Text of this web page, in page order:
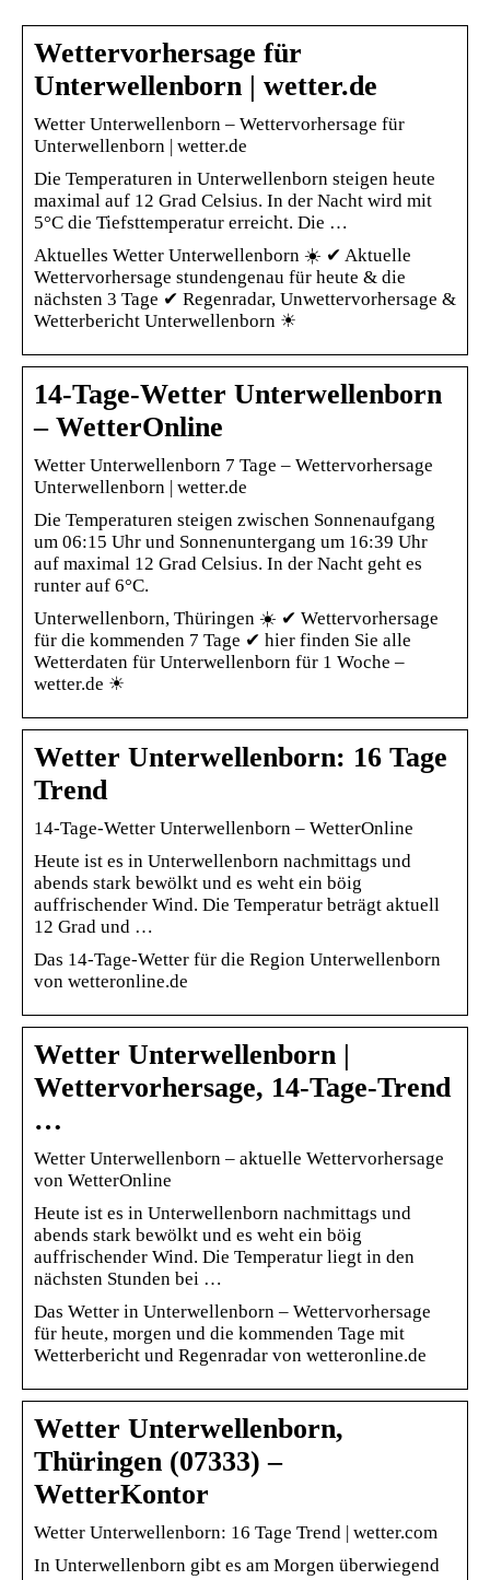
Wettervorhersage für
Unterwellenborn | wetter.de
Wetter Unterwellenborn – Wettervorhersage für
Unterwellenborn | wetter.de
Die Temperaturen in Unterwellenborn steigen heute
maximal auf 12 Grad Celsius. In der Nacht wird mit
5°C die Tiefsttemperatur erreicht. Die …
Aktuelles Wetter Unterwellenborn ☀️ ✔ Aktuelle
Wettervorhersage stundengenau für heute & die
nächsten 3 Tage ✔ Regenradar, Unwettervorhersage &
Wetterbericht Unterwellenborn ☀
14-Tage-Wetter Unterwellenborn
– WetterOnline
Wetter Unterwellenborn 7 Tage – Wettervorhersage
Unterwellenborn | wetter.de
Die Temperaturen steigen zwischen Sonnenaufgang
um 06:15 Uhr und Sonnenuntergang um 16:39 Uhr
auf maximal 12 Grad Celsius. In der Nacht geht es
runter auf 6°C.
Unterwellenborn, Thüringen ☀️ ✔ Wettervorhersage
für die kommenden 7 Tage ✔ hier finden Sie alle
Wetterdaten für Unterwellenborn für 1 Woche –
wetter.de ☀
Wetter Unterwellenborn: 16 Tage
Trend
14-Tage-Wetter Unterwellenborn – WetterOnline
Heute ist es in Unterwellenborn nachmittags und
abends stark bewölkt und es weht ein böig
auffrischender Wind. Die Temperatur beträgt aktuell
12 Grad und …
Das 14-Tage-Wetter für die Region Unterwellenborn
von wetteronline.de
Wetter Unterwellenborn |
Wettervorhersage, 14-Tage-Trend
…
Wetter Unterwellenborn – aktuelle Wettervorhersage
von WetterOnline
Heute ist es in Unterwellenborn nachmittags und
abends stark bewölkt und es weht ein böig
auffrischender Wind. Die Temperatur liegt in den
nächsten Stunden bei …
Das Wetter in Unterwellenborn – Wettervorhersage
für heute, morgen und die kommenden Tage mit
Wetterbericht und Regenradar von wetteronline.de
Wetter Unterwellenborn,
Thüringen (07333) –
WetterKontor
Wetter Unterwellenborn: 16 Tage Trend | wetter.com
In Unterwellenborn gibt es am Morgen überwiegend